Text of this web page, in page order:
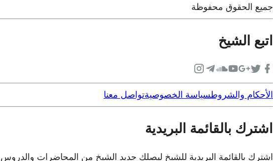
جميع الحقوق محفوظة
اتبع الشيخ
الأحكام والشروطسياسة الخصوصيةتواصل معنا
اشترك بالقائمة البريدية
اشترك بالقائمة البريدية للشيخ ليصلك جديد الشيخ من المحاضرات والدروس